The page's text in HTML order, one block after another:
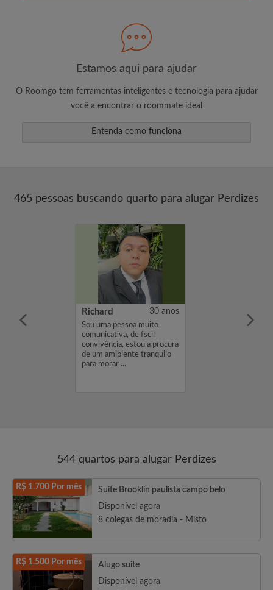
Solicite ilimitadas visitas aos quartos
changes de encontrar um quarto
Estamos aqui para ajudar
O Roomgo tem ferramentas inteligentes e tecnologia para ajudar
você a encontrar o roommate ideal
Entenda como funciona
465 pessoas buscando quarto para alugar Perdizes
é Fabi, estou
Richard 30 anos
Sou uma pessoa muito
comunicativa, de fscil
convivência, estou a procura
de um amibiente tranquilo
para morar ...
544 quartos para alugar Perdizes
R$ 1.700 Por mês
Suite Brooklin paulista campo belo
Disponível agora
8 colegas de moradia - Misto
R$ 1.500 Por mês
Alugo suite
Disponível agora